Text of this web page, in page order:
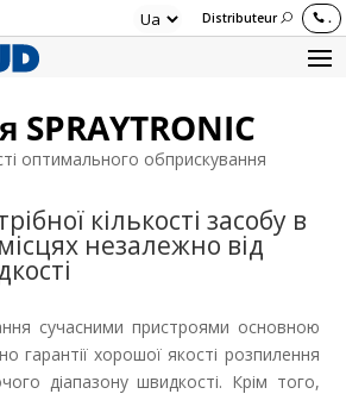
Distributeur .
SPRAYTRONIC
оптимального обприскування
кількості засобу в
незалежно від
сучасними пристроями основною
гарантії хорошої якості розпилення
діапазону швидкості. Крім того,